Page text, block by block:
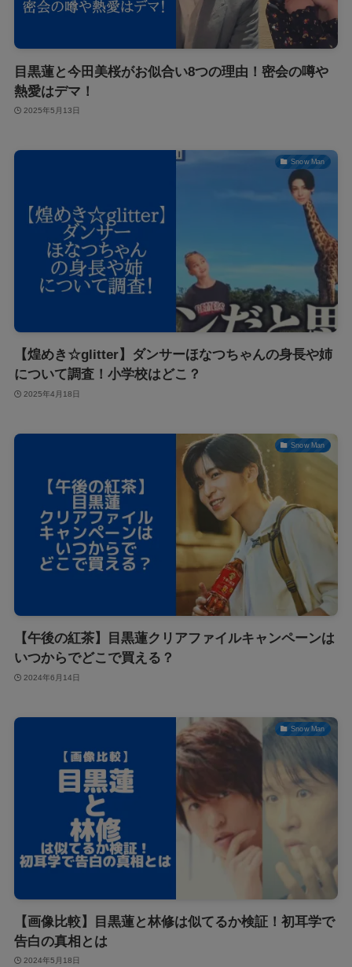
目黒蓮と今田美桜がお似合い8つの理由！密会の噂や
熱愛はデマ！
2025年5月13日
Snow Man
【煌めき☆glitter】ダンサーほなつちゃんの身長や姉
について調査！小学校はどこ？
2025年4月18日
Snow Man
【午後の紅茶】目黒蓮クリアファイルキャンペーンは
いつからでどこで買える？
2024年6月14日
Snow Man
【画像比較】目黒蓮と林修は似てるか検証！初耳学で
告白の真相とは
2024年5月18日